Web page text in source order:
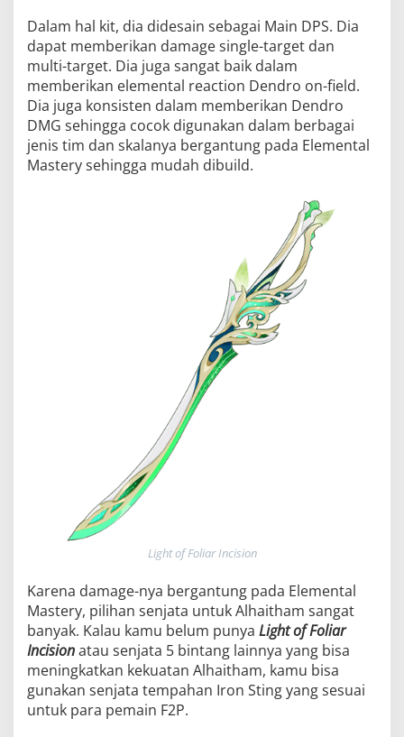
Dalam hal kit, dia didesain sebagai Main DPS. Dia
dapat memberikan damage single-target dan
multi-target. Dia juga sangat baik dalam
memberikan elemental reaction Dendro on-field.
Dia juga konsisten dalam memberikan Dendro
DMG sehingga cocok digunakan dalam berbagai
jenis tim dan skalanya bergantung pada Elemental
Mastery sehingga mudah dibuild.
Light of Foliar Incision
Karena damage-nya bergantung pada Elemental
Mastery, pilihan senjata untuk Alhaitham sangat
banyak. Kalau kamu belum punya Light of Foliar
Incisionatau senjata 5 bintang lainnya yang bisa
meningkatkan kekuatan Alhaitham, kamu bisa
gunakan senjata tempahan Iron Sting yang sesuai
untuk para pemain F2P.